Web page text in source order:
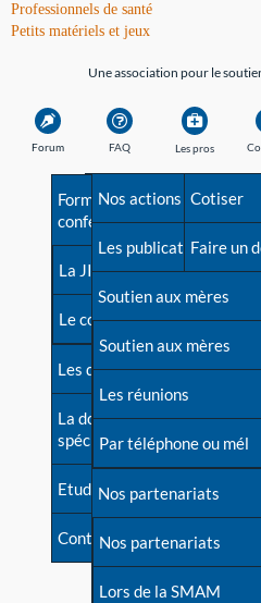
Professionnels de santé
Petits matériels et jeux
Une association pour le
Forum FAQ
Avant la naissance
Les débuts
Une difficulté
Cas particuliers
Mythes et vérités
Devenir animatrice ?
Une question sur le site
Les pros
Formations et
conférences
La JIA
Le congrès
Les dossiers de l'allaitement
La documentation
spécialisée
Etudes récentes
Contact
Besoin d'aide?
Répertoire de tous
contacts
Contact presse
Dossier de presse
Soutenir LLL
Livre d'or
Forum
S'inscrire à nos
Nos actions
Les publications
Soutien aux mères
Soutien aux mères
Les réunions
Par téléphone ou mél
Nos partenariats
Nos partenariats
Lors de la SMAM
Cotiser
Faire un